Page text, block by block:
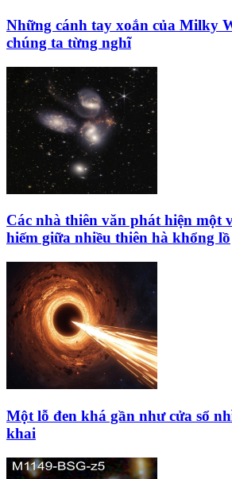
Những cánh tay xoắn của Milky
chúng ta từng nghĩ
Các nhà thiên văn phát hiện một
hiếm giữa nhiều thiên hà khổng lồ
Một lỗ đen khá gần như cửa sổ
khai